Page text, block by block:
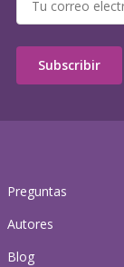
Preguntas
Autores
Blog
Subscribir